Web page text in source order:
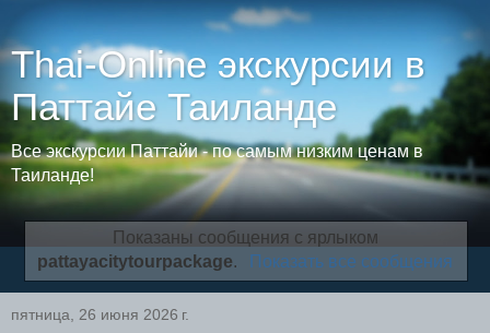
Thai-Online экскурсии в
Паттайе Таиланде
Все экскурсии Паттайи - по самым низким ценам в
Таиланде!
Показаны сообщения с ярлыком
pattayacitytourpackage. Показать все сообщения
пятница, 26 июня 2026 г.